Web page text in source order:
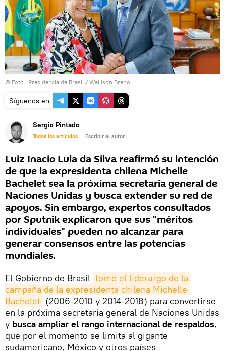
© Foto : Presidencia de Brasil / Wallison Breno
Síguenos en
Sergio Pintado
Todos los artículos Escribir al autor
Luiz Inacio Lula da Silva reafirmó su intención
de que la expresidenta chilena Michelle
Bachelet sea la próxima secretaria general de
Naciones Unidas y busca extender su red de
apoyos. Sin embargo, expertos consultados
por Sputnik explicaron que sus "méritos
individuales" pueden no alcanzar para
generar consensos entre las potencias
mundiales.
El Gobierno de Brasil tomó el liderazgo de la
campaña de la expresidenta chilena Michelle
Bachelet (2006-2010 y 2014-2018) para convertirse
en la próxima secretaria general de Naciones Unidas
y busca ampliar el rango internacional de respaldos,
que por el momento se limita al gigante
sudamericano, México y otros países